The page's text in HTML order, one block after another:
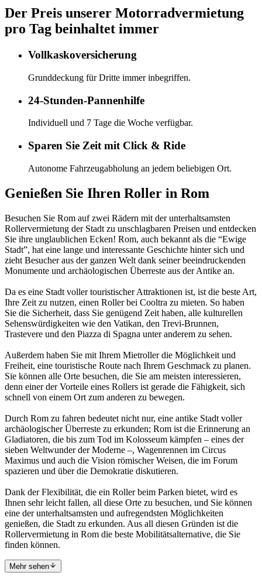
Der Preis unserer Motorradvermietung
pro Tag beinhaltet immer
Vollkaskoversicherung
Grunddeckung für Dritte immer inbegriffen.
24-Stunden-Pannenhilfe
Individuell und 7 Tage die Woche verfügbar.
Sparen Sie Zeit mit Click & Ride
Autonome Fahrzeugabholung an jedem beliebigen Ort.
Genießen Sie Ihren Roller in Rom
Besuchen Sie Rom auf zwei Rädern mit der unterhaltsamsten
Rollervermietung der Stadt zu unschlagbaren Preisen und entdecken
Sie ihre unglaublichen Ecken! Rom, auch bekannt als die “Ewige
Stadt”, hat eine lange und interessante Geschichte hinter sich und
zieht Besucher aus der ganzen Welt dank seiner beeindruckenden
Monumente und archäologischen Überreste aus der Antike an.
Da es eine Stadt voller touristischer Attraktionen ist, ist die beste Art,
Ihre Zeit zu nutzen, einen Roller bei Cooltra zu mieten. So haben
Sie die Sicherheit, dass Sie genügend Zeit haben, alle kulturellen
Sehenswürdigkeiten wie den Vatikan, den Trevi-Brunnen,
Trastevere und den Piazza di Spagna unter anderem zu sehen.
Außerdem haben Sie mit Ihrem Mietroller die Möglichkeit und
Freiheit, eine touristische Route nach Ihrem Geschmack zu planen.
Sie können alle Orte besuchen, die Sie am meisten interessieren,
denn einer der Vorteile eines Rollers ist gerade die Fähigkeit, sich
schnell von einem Ort zum anderen zu bewegen.
Durch Rom zu fahren bedeutet nicht nur, eine antike Stadt voller
archäologischer Überreste zu erkunden; Rom ist die Erinnerung an
Gladiatoren, die bis zum Tod im Kolosseum kämpfen – eines der
sieben Weltwunder der Moderne –, Wagenrennen im Circus
Maximus und auch die Vision römischer Weisen, die im Forum
spazieren und über die Demokratie diskutieren.
Dank der Flexibilität, die ein Roller beim Parken bietet, wird es
Ihnen sehr leicht fallen, all diese Orte zu besuchen, und Sie können
eine der unterhaltsamsten und aufregendsten Möglichkeiten
genießen, die Stadt zu erkunden. Aus all diesen Gründen ist die
Rollervermietung in Rom die beste Mobilitätsalternative, die Sie
finden können.
Mehr sehen